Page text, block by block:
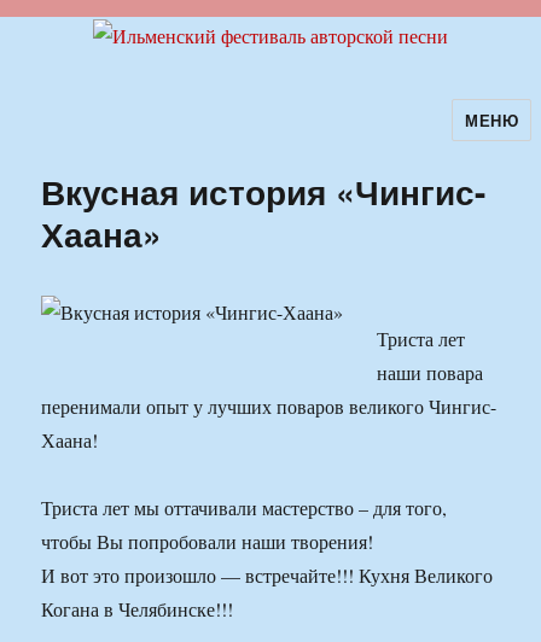
Ильменский фестиваль авторскойМЕНЮ
Вкусная история «Чингис-
Хаана»
Триста лет
наши повара
перенимали опыт у лучших поваров великого Чингис-
Хаана!
Триста лет мы оттачивали мастерство – для того,
чтобы Вы попробовали наши творения!
И вот это произошло — встречайте!!! Кухня Великого
Когана в Челябинске!!!